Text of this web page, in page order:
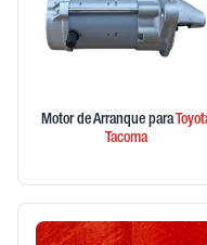
Motor de Arranque para
Tacoma